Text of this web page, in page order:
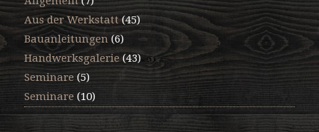
Aus der Werkstatt(45)
Bauanleitungen(6)
Handwerksgalerie(43)
Seminare (5)
Seminare(10)